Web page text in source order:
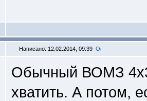
Написано: 12.02.2014, 09:39
Обычный ВОМЗ
хватить. А потом,